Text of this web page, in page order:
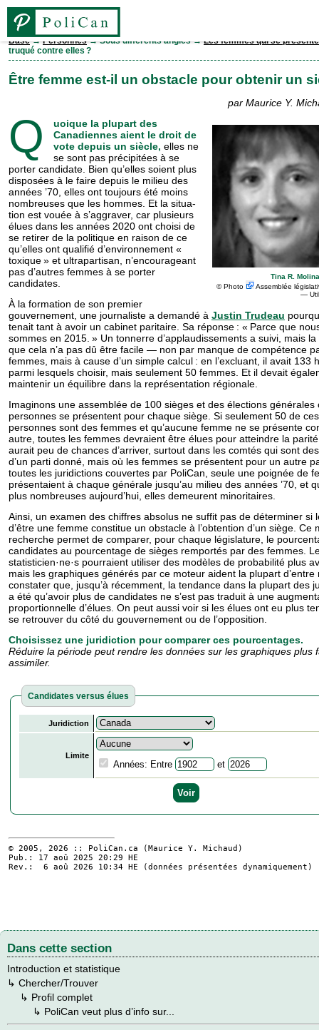
Base
Personnes
Législatures
Partis
Comtés
Base→Personnes→ Sous différents angles →Les femmes qui se
truqué contre elles ?
Être femme est-il un obstacle pour obtenir un
par Maurice Y.
Tina R.
©Photo
Assemblée
—
Q
uoique la plupart des
Canadiennes aient le droit de
vote depuis un siècle, elles ne
se sont pas pré­ci­pi­tées à se
porter candidate. Bien qu’elles soient plus
disposées à le faire depuis le milieu des
années ’70, elles ont toujours été moins
nombreuses que les hommes. Et la si­tu­a­
tion est vouée à s’aggraver, car plu­sieurs
élues dans les années 2020 ont choisi de
se retirer de la politique en raison de ce
qu’elles ont qualifié d’environnement «
toxique » et ultrapartisan, n’encourageant
pas d’autres femmes à se porter
candidates.
À la formation de son premier
gouvernement, une journaliste a demandé à Justin Trudeau
tenait tant à avoir un cabinet paritaire. Sa réponse : « Parce que
sommes en 2015. » Un tonnerre d’applaudissements a suivi, mais
que cela n’a pas dû être facile — non par manque de compétence
femmes, mais à cause d’un simple calcul : en l’excluant, il avait 133
parmi lesquels choisir, mais seulement 50 femmes. Et il devait
maintenir un équilibre dans la représentation régionale.
Imaginons une assemblée de 100 sièges et des élections générales
personnes se présentent pour chaque siège. Si seulement 50 de
personnes sont des femmes et qu’aucune femme ne se présente
autre, toutes les femmes devraient être élues pour atteindre la
aurait peu de chances d’arriver, surtout dans les comtés qui sont
d’un parti donné, mais où les femmes se présentent pour un autre
toutes les juridictions couvertes par PoliCan, seule une poignée de
présentaient à chaque générale jusqu’au milieu des années ’70, et
plus nombreuses aujourd’hui, elles demeurent minoritaires.
Ainsi, un examen des chiffres absolus ne suffit pas de déterminer si
d’être une femme constitue un obstacle à l’obtention d’un siège. Ce
recherche permet de comparer, pour chaque législature, le
candidates au pourcentage de sièges remportés par des femmes.
statisticien·ne·s pourraient utiliser des modèles de probabilité plus
mais les graphiques générés par ce moteur aident la plupart d’entre
constater que, jusqu’à récemment, la tendance dans la plupart des
a été qu’avoir plus de candidates ne s’est pas traduit à une
proportionnelle d’élues. On peut aussi voir si les élues ont eu plus
se retrouver du côté du gouvernement ou de l’opposition.
Choisissez une juridiction pour comparer ces pourcentages.
Réduire la période peut rendre les données sur les graphiques plus
assimiler.
Candidates versus élues
Juridiction
Limite
Années: Entre et
© 2005, 2026 :: PoliCan.ca (Maurice Y. Michaud )
Pub.: 17 aoû 2025 20:29 HE
Rev.: 6 aoû 2026 10:34 HE (données présentées dynamiquement)
Dans cette section
Introduction et statistique
↳ Chercher/Trouver
↳ Profil complet
↳ PoliCan veut plus d’info sur...